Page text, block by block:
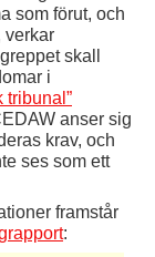
som förut, och
verkar
skall
i
tribunal”
anser sig
krav, och
ses som ett
framstår
: